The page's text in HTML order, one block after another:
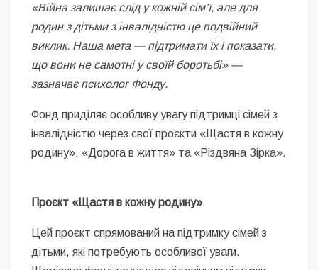
«Війна залишає слід у кожній сім’ї, але для
родин з дітьми з інвалідністю це подвійний
виклик. Наша мета — підтримати їх і показати,
що вони не самотні у своїй боротьбі» —
зазначає психолог Фонду.
Фонд приділяє особливу увагу підтримці сімей з
інвалідністю через свої проєкти «Щастя в кожну
родину», «Дорога в життя» та «Різдвяна Зірка».
Проєкт «Щастя в кожну родину»
Цей проєкт спрямований на підтримку сімей з
дітьми, які потребують особливої уваги.